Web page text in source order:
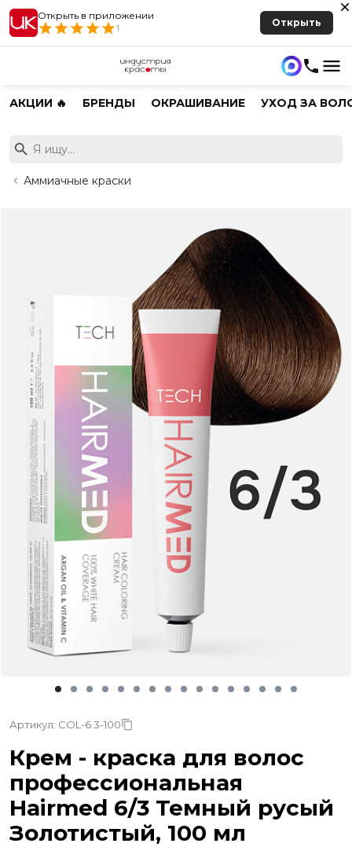
Открыть в приложении
1
Открыть
АКЦИИ 🔥 БРЕНДЫ ОКРАШИВАНИЕ УХОД ЗА
Аммиачные краски
Артикул: COL-6.3-100
Крем - краска для волос
профессиональная
Hairmed 6/3 Темный русый
Золотистый, 100 мл